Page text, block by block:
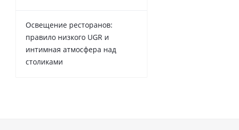
Освещение ресторанов:
правило низкого UGR и
интимная атмосфера над
столиками